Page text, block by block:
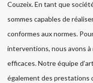
Couzeix. En tant que
sommes capables de
conformes aux normes.
interventions, nous avons
efficaces. Notre équipe
également des prestations